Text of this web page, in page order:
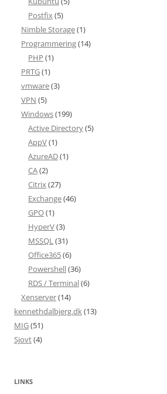
Postfix(5)
Nimble Storage(1)
Programmering(14)
PHP (1)
PRTG(1)
vmware(3)
VPN (5)
Windows(199)
Active Directory(5)
AppV(1)
AzureAD(1)
CA(2)
Citrix(27)
Exchange(46)
GPO(1)
HyperV(3)
MSSQL(31)
Office365(6)
Powershell(36)
RDS / Terminal(6)
Xenserver(14)
kennethdalbjerg.dk(13)
MIG(51)
Sjovt(4)
LINKS